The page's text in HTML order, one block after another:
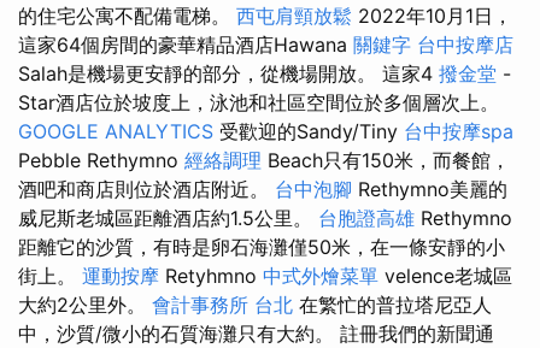
的住宅公寓不配備電梯。 西屯肩頸放鬆 2022年10月1日，
這家64個房間的豪華精品酒店Hawana 關鍵字 台中按摩店
Salah是機場更安靜的部分，從機場開放。 這家4 撥金堂 -
Star酒店位於坡度上，泳池和社區空間位於多個層次上。
GOOGLE ANALYTICS 受歡迎的Sandy/Tiny 台中按摩spa
Pebble Rethymno 經絡調理 Beach只有150米，而餐館，
酒吧和商店則位於酒店附近。 台中泡腳 Rethymno美麗的
威尼斯老城區距離酒店約1.5公里。 台胞證高雄 Rethymno
距離它的沙質，有時是卵石海灘僅50米，在一條安靜的小
街上。 運動按摩 Retyhmno 中式外燴菜單 velence老城區
大約2公里外。 會計事務所 台北 在繁忙的普拉塔尼亞人
中，沙質/微小的石質海灘只有大約。 註冊我們的新聞通